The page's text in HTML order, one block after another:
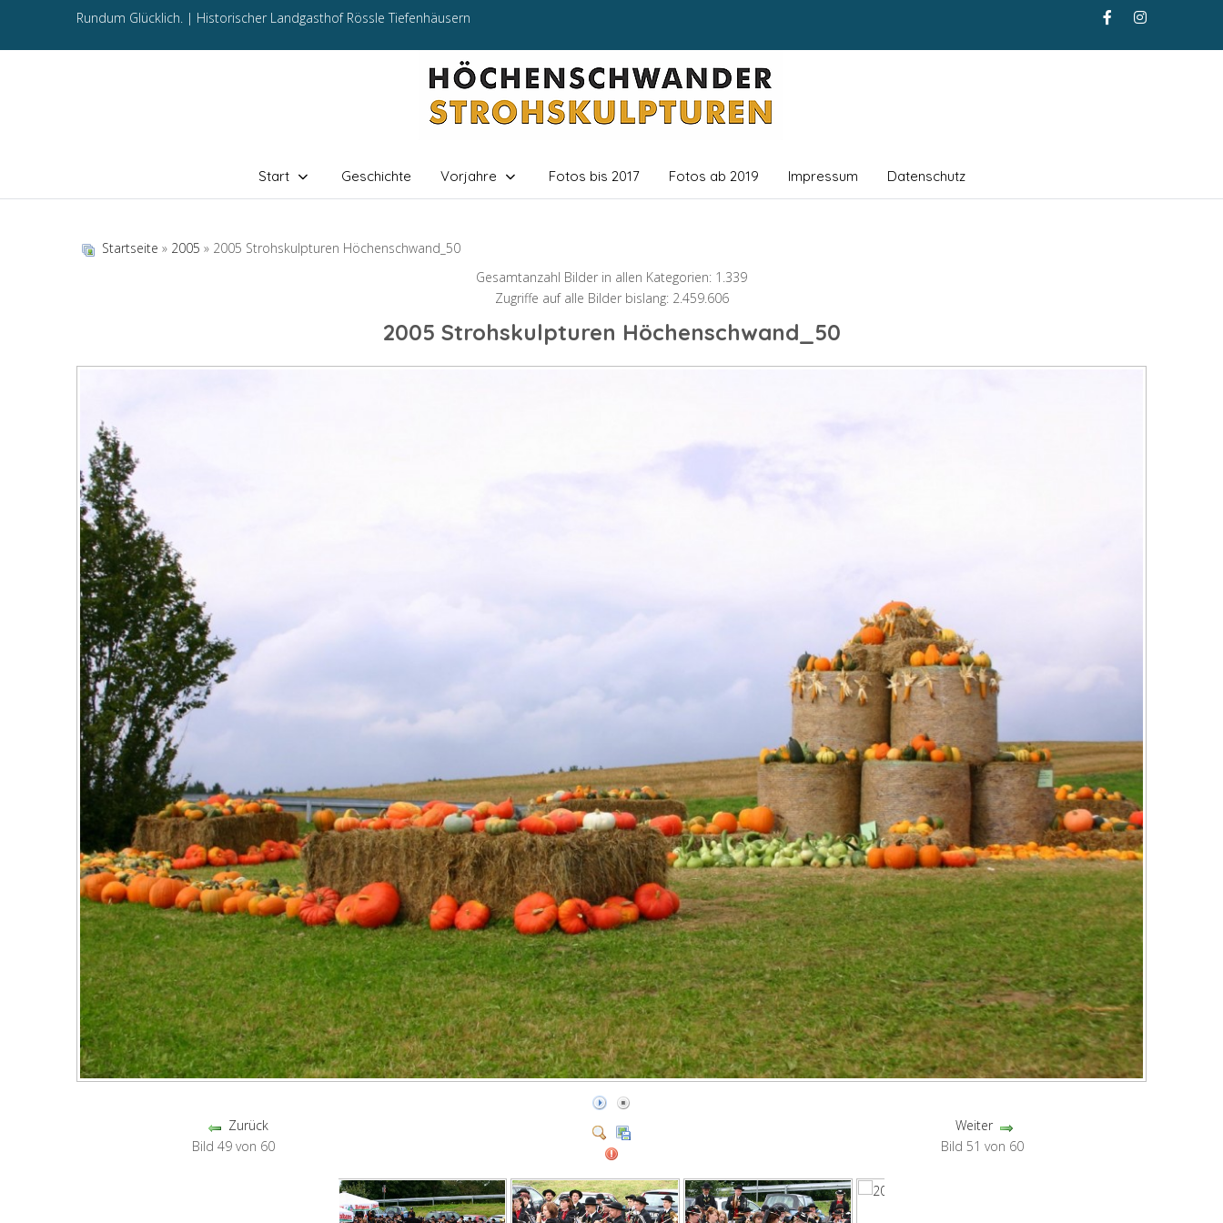
Rundum Glücklich. | Historischer Landgasthof Rössle Tiefenhäusern
Start Geschichte Vorjahre Fotos bis 2017 Fotos ab 2019 Impressum Datenschutz
Startseite » 2005 » 2005 Strohskulpturen Höchenschwand_50
Gesamtanzahl Bilder in allen Kategorien: 1.339
Zugriffe auf alle Bilder bislang: 2.459.606
2005 Strohskulpturen Höchenschwand_50
Zurück
Bild 49 von 60
Weiter
Bild 51 von 60